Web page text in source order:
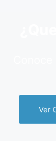
Ver